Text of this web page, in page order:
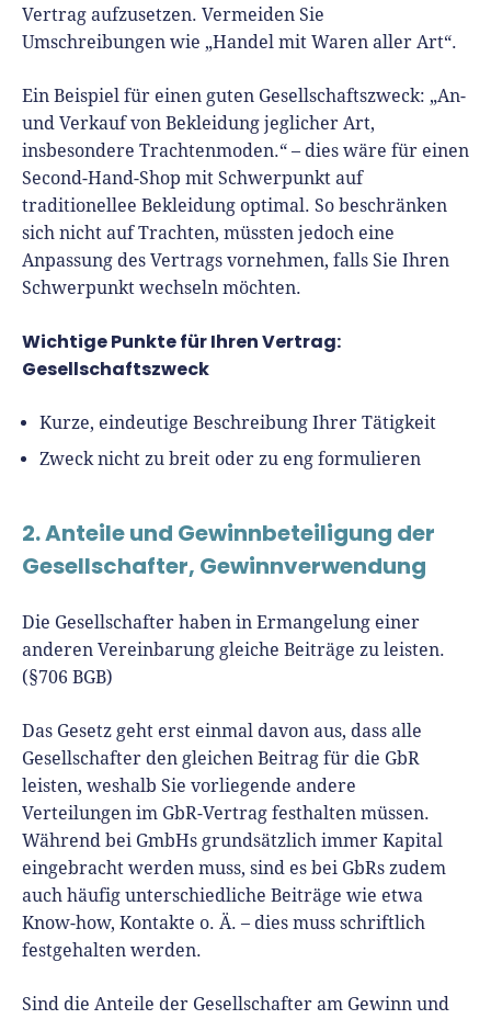
Vertrag aufzusetzen. Vermeiden Sie
Umschreibungen wie „Handel mit Waren aller Art“.
Ein Beispiel für einen guten Gesellschaftszweck: „An-
und Verkauf von Bekleidung jeglicher Art,
insbesondere Trachtenmoden.“ – dies wäre für einen
Second-Hand-Shop mit Schwerpunkt auf
traditionellee Bekleidung optimal. So beschränken
sich nicht auf Trachten, müssten jedoch eine
Anpassung des Vertrags vornehmen, falls Sie Ihren
Schwerpunkt wechseln möchten.
Wichtige Punkte für Ihren Vertrag:
Gesellschaftszweck
Kurze, eindeutige Beschreibung Ihrer Tätigkeit
Zweck nicht zu breit oder zu eng formulieren
2. Anteile und Gewinnbeteiligung der
Gesellschafter, Gewinnverwendung
Die Gesellschafter haben in Ermangelung einer
anderen Vereinbarung gleiche Beiträge zu leisten.
(§706 BGB)
Das Gesetz geht erst einmal davon aus, dass alle
Gesellschafter den gleichen Beitrag für die GbR
leisten, weshalb Sie vorliegende andere
Verteilungen im GbR-Vertrag festhalten müssen.
Während bei GmbHs grundsätzlich immer Kapital
eingebracht werden muss, sind es bei GbRs zudem
auch häufig unterschiedliche Beiträge wie etwa
Know-how, Kontakte o. Ä. – dies muss schriftlich
festgehalten werden.
Sind die Anteile der Gesellschafter am Gewinn und